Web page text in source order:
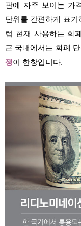
판에 자주 보이는 가
단위를 간편하게 표기
럼 현재 사용하는 화
근 국내에서는 화폐
쟁이 한창입니다.